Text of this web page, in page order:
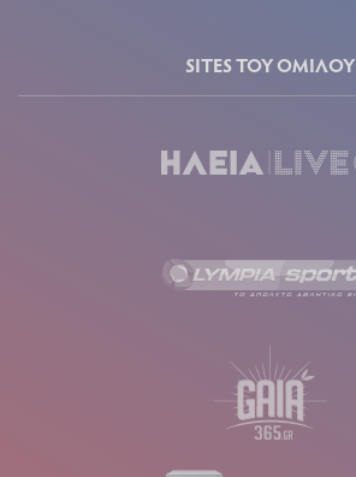
SITES ΤΟΥ ΟΜΙΛΟΥ